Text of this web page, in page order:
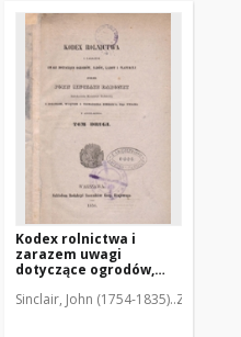
Teofil (1807-1882)
Kodex rolnictwa i
zarazem uwagi
dotyczące ogrodów,
plantacyj z dodatkami
Sinclair, John (1754-1835)